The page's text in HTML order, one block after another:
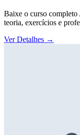
Baixe o curso
teoria, exercícios e
Ver Detalhes →